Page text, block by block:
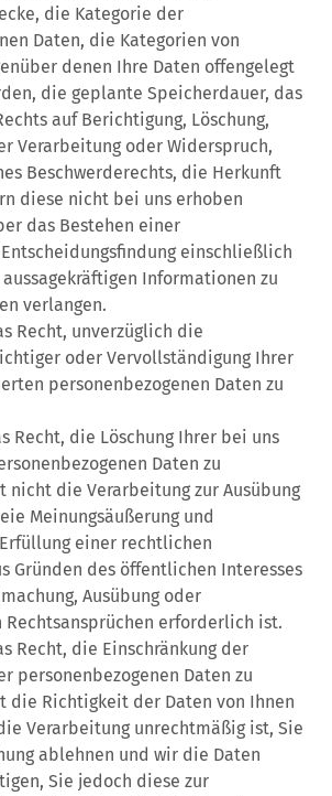
die Kategorie der
Daten, die Kategorien von
denen Ihre Daten offengelegt
die geplante Speicherdauer, das
auf Berichtigung, Löschung,
Verarbeitung oder Widerspruch,
Beschwerderechts, die Herkunft
diese nicht bei uns erhoben
das Bestehen einer
einschließlich
Informationen zu
verlangen.
Recht, unverzüglich die
oder Vervollständigung Ihrer
personenbezogenen Daten zu
Recht, die Löschung Ihrer bei uns
Daten zu
nicht die Verarbeitung zur Ausübung
Meinungsäußerung und
einer rechtlichen
Gründen des öffentlichen Interesses
Ausübung oder
Rechtsansprüchen erforderlich ist.
Recht, die Einschränkung der
personenbezogenen Daten zu
die Richtigkeit der Daten von Ihnen
Verarbeitung unrechtmäßig ist, Sie
ablehnen und wir die Daten
Sie jedoch diese zur